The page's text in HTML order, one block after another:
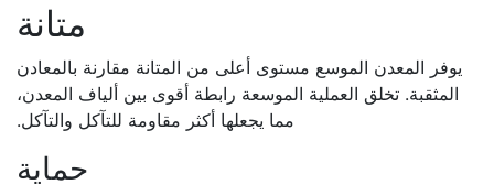
متانة
يوفر المعدن الموسع مستوى أعلى من المتانة مقارنة بالمعادن
المثقبة. تخلق العملية الموسعة رابطة أقوى بين ألياف المعدن،
مما يجعلها أكثر مقاومة للتآكل والتآكل.
حماية